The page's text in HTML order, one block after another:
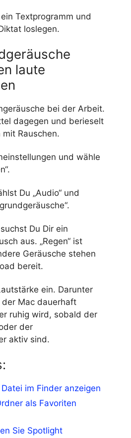
Textprogramm und
loslegen.
laute
bei der Arbeit.
dagegen und berieselt
Rauschen.
und wähle
Du „Audio“ und
Du Dir ein
aus. „Regen“ ist
Geräusche stehen
bereit.
ein. Darunter
Mac dauerhaft
ruhig wird, sobald der
der
aktiv sind.
im Finder anzeigen
als Favoriten
Sie Spotlight